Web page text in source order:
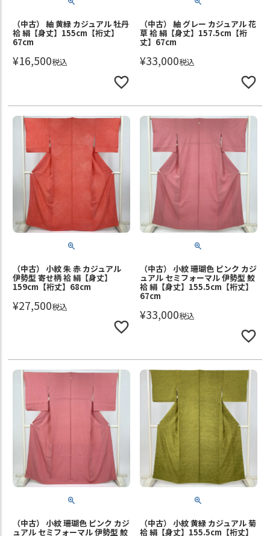
（中古） 紬 黄緑 カジュアル 牡丹
袷 絹【身丈】155cm【裄丈】
67cm
¥16,500税込
（中古） 紬 グレー カジュアル 花
草 袷 絹【身丈】157.5cm【裄
丈】67cm
¥33,000税込
（中古） 小紋 朱 赤 カジュアル
伊勢型 寄せ柄 袷 絹【身丈】
159cm【裄丈】68cm
¥27,500税込
（中古） 小紋 珊瑚色 ピンク カジ
ュアル セミフォーマル 伊勢型 鮫
袷 絹【身丈】155.5cm【裄丈】
67cm
¥33,000税込
（中古） 小紋 珊瑚色 ピンク カジ
ュアル セミフォーマル 伊勢型 鮫
（中古） 小紋 黄緑 カジュアル 菊
袷 絹【身丈】155.5cm【裄丈】